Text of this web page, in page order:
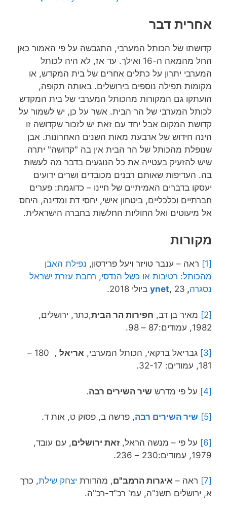
אחרית דבר
קדושתו של הכותל המערבי, התגבשה על פי האמור כאן
החל מהמאה ה-16 ואילך. עד אז, לא היה לכותל
המערבי יתרון על כתלים אחרים של בית המקדש, או
מקומות תפילה נוספים בירושלים. באותה תקופה,
הועתקו גם המקורות מהכותל המערבי של בית המקדש
לכותל המערבי של הר הבית. אשר על כן, יש לשמור על
קדושת המקום אבל יחד עם זאת יש לזכור שקדושה זו
הינה חידוש של ארבעת מאות השנים האחרונות. אבן
שנופלת מהכותל של הר הבית אין בה "קדושה" יתרה
שיש להזעיק בעטייה את כל הנוגעים בדבר מה לעשות
בה. העדיפות שאותם רבנים מכובדים ושרים ידועים
יעסקו בדברים האמיתיים של חיינו – כדוגמת: פערים
חברתיים וכלכליים, ביטחון אישי, יחסי דת ומדינה, היחס
אל מיעוטים ואל החוליות החלשות בחברה הישראלית.
מקורות
[1] ראה – ענבר טויזר ויעל פרידסון, נפילת האבן
מהכותל: רטיבות או כשל הנדסי, רחבת עזרת ישראל
נסגרה,
ynet, 23 ביולי 2018.
[2] מאיר בן דב, חפירות הר הבית,כתר, ירושלים,
1982, עמודים:87 – 98.
[3] גבריאל ברקאי, הכותל המערבי, אריאל
, 180 –
181, עמודים: 32-17.
[4] על פי מדרש שיר השירים רבה.
[5] שיר השירים רבה, פרשה ב, פסוק ט, אות ד.
[6] על פי – מנשה הראל, זאת ירושלים, עם עובד,
1979, עמודים:230 – 236.
[7] ראה – איגרות הרמב"ם, מהדורת יצחק שילת, כרך
א, ירושלים תשנ"ה, עמ' רכ"ד-רכ"ה.